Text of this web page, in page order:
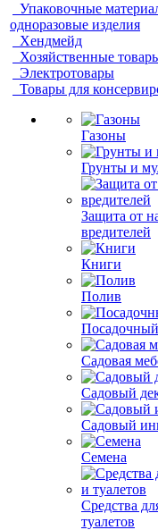
Упаковочные
одноразовые изделия
Хендмейд
Хозяйственные
Электротовары
Товары для
Газоны
Грунты и
Защита от
вредителей
Книги
Полив
Садовая
Садовый
Садовый
Семена
Средства
туалетов